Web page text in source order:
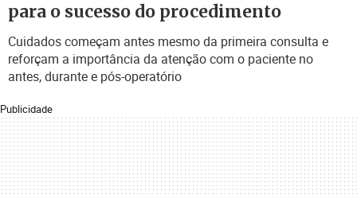
Publicidade
para o sucesso do procedimento
Cuidados começam antes mesmo da primeira consulta e
reforçam a importância da atenção com o paciente no
antes, durante e pós-operatório